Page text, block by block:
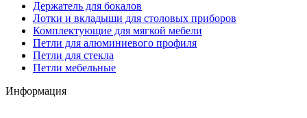
Держатель для бокалов
Лотки и вкладыши для столовых приборов
Комплектующие для мягкой мебели
Петли для алюминиевого профиля
Петли для стекла
Петли мебельные
Информация